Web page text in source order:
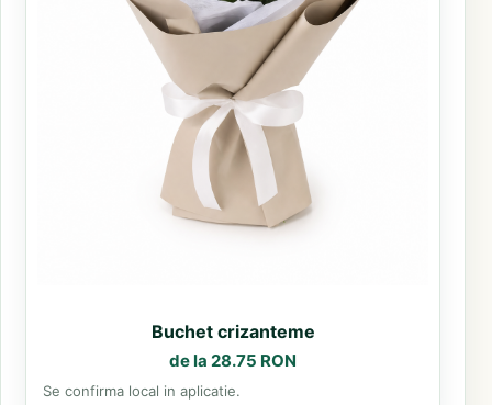
Buchet crizanteme
de la 28.75 RON
Se confirma local in aplicatie.